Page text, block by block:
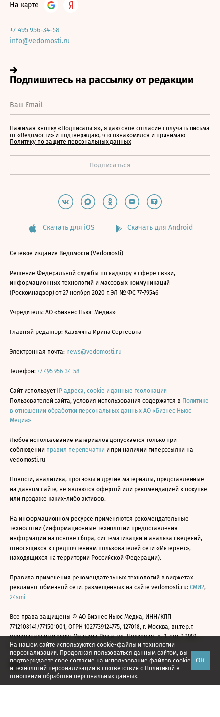
На нашем сайте используются cookie-файлы и технологии
персонализации. Продолжая пользоваться данным сайтом, вы
подтверждаете свое согласие на использование файлов cookie
и технологий персонализации в соответствии с Политикой в
отношении обработки персональных данных.
ОК
На карте
+7 495 956-34-58
info@vedomosti.ru
Нажимая кнопку «Подписаться», я даю свое согласие получать письма
от «Ведомости» и подтверждаю, что ознакомился и принимаю
Политику по защите персональных данных
Скачать для iOS Скачать для Android
Сетевое издание Ведомости (Vedomosti)
Решение Федеральной службы по надзору в сфере связи,
информационных технологий и массовых коммуникаций
(Роскомнадзор) от 27 ноября 2020 г. ЭЛ № ФС 77-79546
Учредитель: АО «Бизнес Ньюс Медиа»
Главный редактор: Казьмина Ирина Сергеевна
Электронная почта: news@vedomosti.ru
Телефон: +7 495 956-34-58
Сайт использует IP адреса, cookie и данные геолокации
Пользователей сайта, условия использования содержатся в Политике
в отношении обработки персональных данных АО «Бизнес Ньюс
Медиа»
Любое использование материалов допускается только при
соблюдении правил перепечатки и при наличии гиперссылки на
vedomosti.ru
Новости, аналитика, прогнозы и другие материалы, представленные
на данном сайте, не являются офертой или рекомендацией к покупке
или продаже каких-либо активов.
На информационном ресурсе применяются рекомендательные
технологии (информационные технологии предоставления
информации на основе сбора, систематизации и анализа сведений,
относящихся к предпочтениям пользователей сети «Интернет»,
находящихся на территории Российской Федерации).
Правила применения рекомендательных технологий в виджетах
рекламно-обменной сети, размещенных на сайте vedomosti.ru: СМИ2,
24smi
Все права защищены © АО Бизнес Ньюс Медиа, ИНН/КПП
7712108141/771501001, ОГРН 1027739124775, 127018, г. Москва, вн.тер.г.
муниципальный округ Марьина Роща, ул. Полковая, д. 3, стр. 1 1999—
2026